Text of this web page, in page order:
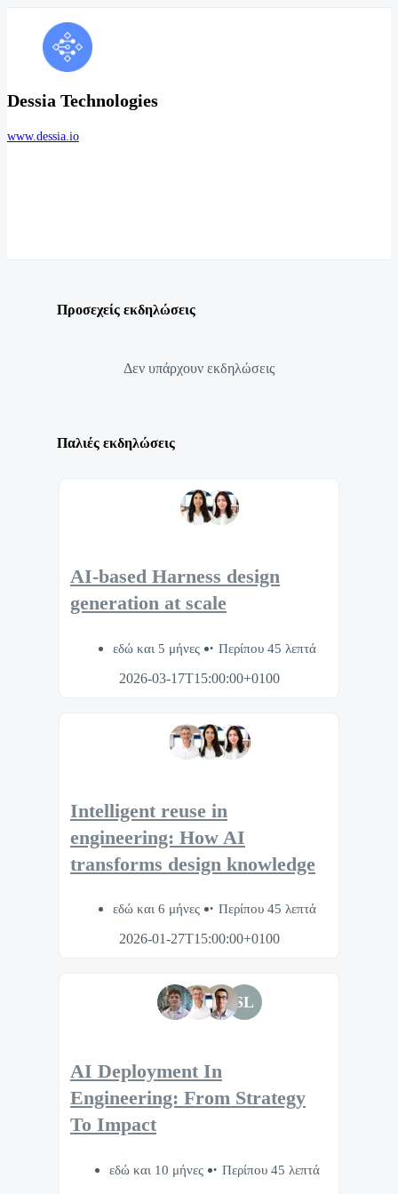
Dessia Technologies
www.dessia.io
Προσεχείς εκδηλώσεις
Δεν υπάρχουν εκδηλώσεις
Παλιές εκδηλώσεις
AI-based Harness design
generation at scale
εδώ και 5 μήνες
Περίπου 45 λεπτά
2026-03-17T15:00:00+0100
Intelligent reuse in
engineering: How AI
transforms design knowledge
εδώ και 6 μήνες
Περίπου 45 λεπτά
2026-01-27T15:00:00+0100
SL
AI Deployment In
Engineering: From Strategy
To Impact
εδώ και 10 μήνες
Περίπου 45 λεπτά